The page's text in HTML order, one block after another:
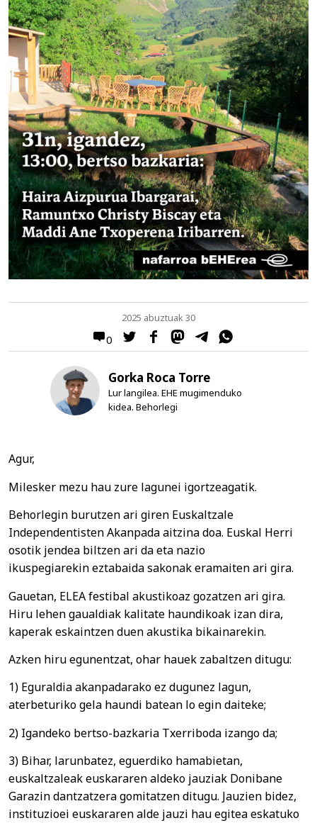
0
2025 abuztuak 30
Gorka Roca Torre
Lur langilea. EHE mugimenduko
kidea. Behorlegi
Agur,
Milesker mezu hau zure lagunei igortzeagatik.
Behorlegin burutzen ari giren Euskaltzale
Independentisten Akanpada aitzina doa. Euskal Herri
osotik jendea biltzen ari da eta nazio
ikuspegiarekin eztabaida sakonak eramaiten ari gira.
Gauetan, ELEA festibal akustikoaz gozatzen ari gira.
Hiru lehen gaualdiak kalitate haundikoak izan dira,
kaperak eskaintzen duen akustika bikainarekin.
Azken hiru egunentzat, ohar hauek zabaltzen ditugu:
1) Eguraldia akanpadarako ez dugunez lagun,
aterbeturiko gela haundi batean lo egin daiteke;
2) Igandeko bertso-bazkaria Txerriboda izango da;
3) Bihar, larunbatez, eguerdiko hamabietan,
euskaltzaleak euskararen aldeko jauziak Donibane
Garazin dantzatzera gomitatzen ditugu. Jauzien bidez,
instituzioei euskararen alde jauzi hau egitea eskatuko